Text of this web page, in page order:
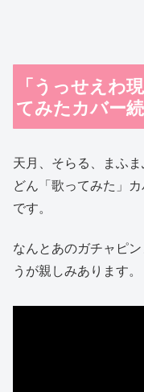
「うっせえわ
てみたカバー
天月、そらる、まふ
どん「歌ってみた」
です。
なんとあのガチャピ
うが親しみあります。